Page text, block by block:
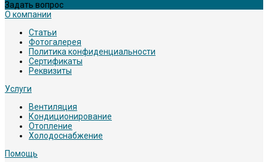
Задать вопрос
О компании
Статьи
Фотогалерея
Политика конфиденциальности
Сертификаты
Реквизиты
Услуги
Вентиляция
Кондиционирование
Отопление
Холодоснабжение
Помощь